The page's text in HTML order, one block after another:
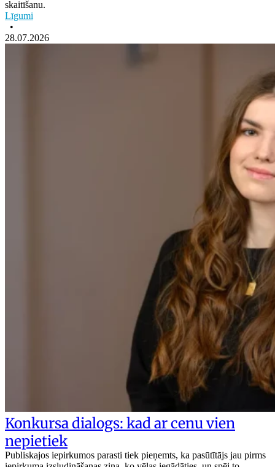
skaitīšanu.
Līgumi
•
28.07.2026
Konkursa dialogs: kad ar cenu vien
nepietiek
Publiskajos iepirkumos parasti tiek pieņemts, ka pasūtītājs jau pirms